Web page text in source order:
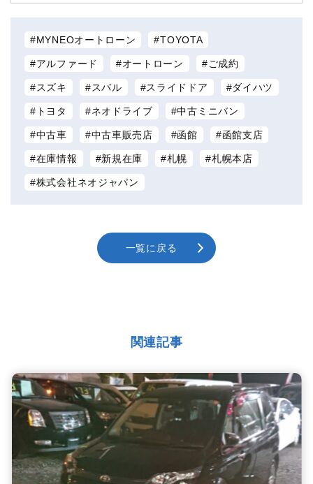
MYNEOオートローン TOYOTA
アルファード オートローン ご成約
スズキ スバル スライドドア ダイハツ
トヨタ ネオドライブ 中古ミニバン
中古車 中古車販売店 函館 函館支店
在庫情報 新規在庫 札幌 札幌本店
株式会社ネオジャパン
一覧に戻る
関連記事